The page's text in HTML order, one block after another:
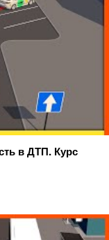
в ДТП. Курс